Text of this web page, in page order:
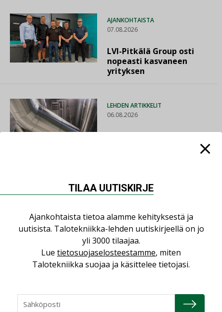
AJANKOHTAISTA
07.08.2026
LVI-Pitkälä Group osti
nopeasti kasvaneen
yrityksen
LEHDEN ARTIKKELIT
06.08.2026
AJANKOHTAISTA
Sähköistyminen kasvaa
voimakkaasti: ”Tulevat
kilpailuedut syntyvät,
kun erilliset
teknologiat tuodaan
TILAA UUTISKIRJE
Ajankohtaista tietoa alamme kehityksestä ja
uutisista. Talotekniikka-lehden uutiskirjeellä on jo
yli 3000 tilaajaa.
Lue tietosuojaselosteestamme, miten
Talotekniikka suojaa ja käsittelee tietojasi.